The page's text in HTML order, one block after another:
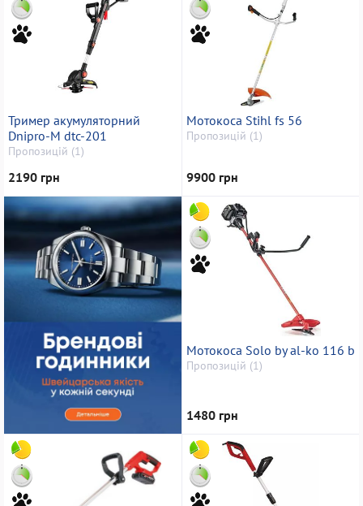
Тример акумуляторний
Dnipro-M dtc-201
Пропозицій (1)
2190 грн
Мотокоса Stihl fs 56
Пропозицій (1)
9900 грн
Мотокоса Solo by al-ko 116 b
Пропозицій (1)
1480 грн